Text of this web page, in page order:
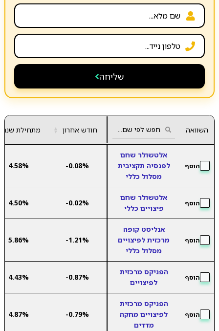
שליחה
השוואה חודש אחרון ▲
▼ מתחילת שנה
הוסף
אלטשולר שחם
לפנסיה תקציבית
מסלול כללי
-0.08%
4.58%
הוסף
אלטשולר שחם
פיצויים כללי
-0.02%
4.50%
הוסף
אנליסט קופה
מרכזית לפיצויים
מסלול כללי
-1.21%
5.86%
הוסף
הפניקס מרכזית
לפיצויים
-0.87%
4.43%
הוסף
הפניקס מרכזית
לפיצויים מחקה
מדדים
-0.79%
4.87%